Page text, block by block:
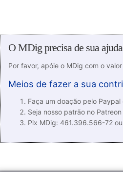
O MDig precisa de sua
Por favor, apóie o MDig com o
Meios de fazer a sua
Faça um doação pelo
Seja nosso patrão no
Pix MDig: 461.396.566-72